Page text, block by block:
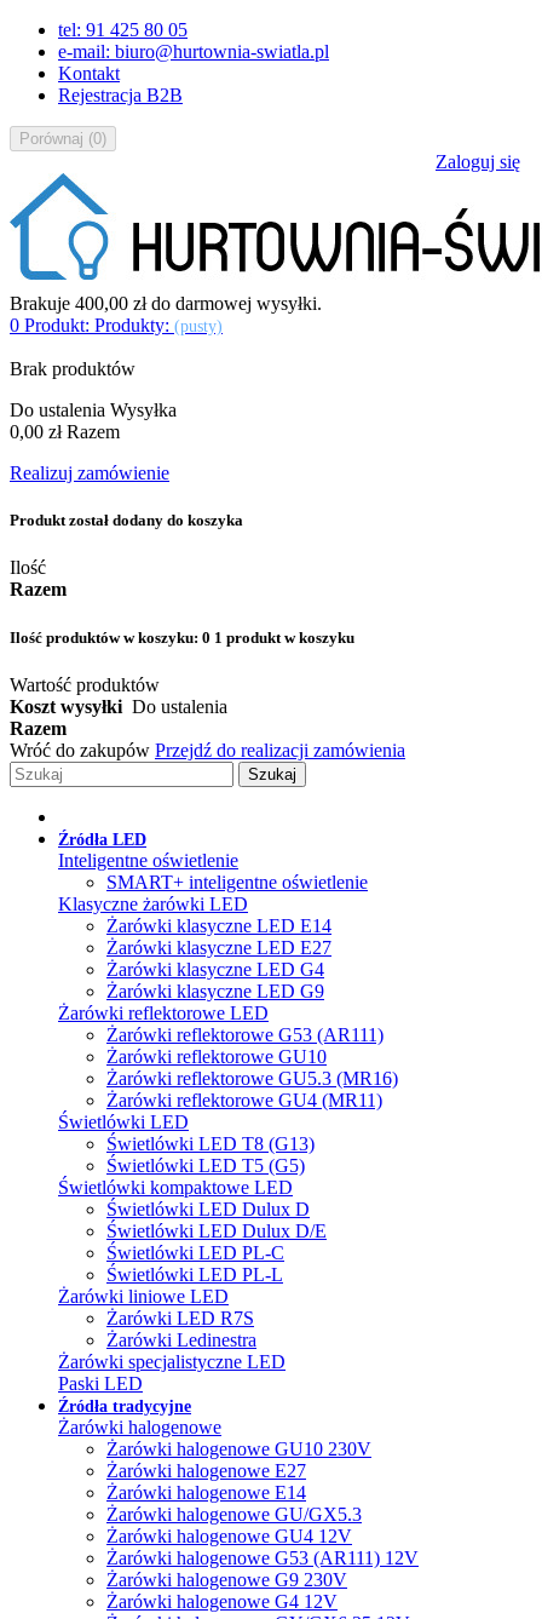
tel: 91 425 80 05
e-mail: biuro@hurtownia-swiatla.pl
Kontakt
Rejestracja B2B
Porównaj (0)
Zaloguj się
Brakuje 400,00 złdo darmowej wysyłki.
0 Produkt: Produkty: (pusty)
Brak produktów
Do ustalenia Wysyłka
0,00 zł Razem
Realizuj zamówienie
Produkt został dodany do koszyka
Ilość
Razem
Ilość produktów w koszyku: 0 1 produkt w koszyku
Wartość produktów
Koszt wysyłki Do ustalenia
Razem
Wróć do zakupów Przejdź do realizacji zamówienia
Szukaj
Źródła LED
Inteligentne oświetlenie
SMART+ inteligentne oświetlenie
Klasyczne żarówki LED
Żarówki klasyczne LED E14
Żarówki klasyczne LED E27
Żarówki klasyczne LED G4
Żarówki klasyczne LED G9
Żarówki reflektorowe LED
Żarówki reflektorowe G53 (AR111)
Żarówki reflektorowe GU10
Żarówki reflektorowe GU5.3 (MR16)
Żarówki reflektorowe GU4 (MR11)
Świetlówki LED
Świetlówki LED T8 (G13)
Świetlówki LED T5 (G5)
Świetlówki kompaktowe LED
Świetlówki LED Dulux D
Świetlówki LED Dulux D/E
Świetlówki LED PL-C
Świetlówki LED PL-L
Żarówki liniowe LED
Żarówki LED R7S
Żarówki Ledinestra
Żarówki specjalistyczne LED
Paski LED
Źródła tradycyjne
Żarówki halogenowe
Żarówki halogenowe GU10 230V
Żarówki halogenowe E27
Żarówki halogenowe E14
Żarówki halogenowe GU/GX5.3
Żarówki halogenowe GU4 12V
Żarówki halogenowe G53 (AR111) 12V
Żarówki halogenowe G9 230V
Żarówki halogenowe G4 12V